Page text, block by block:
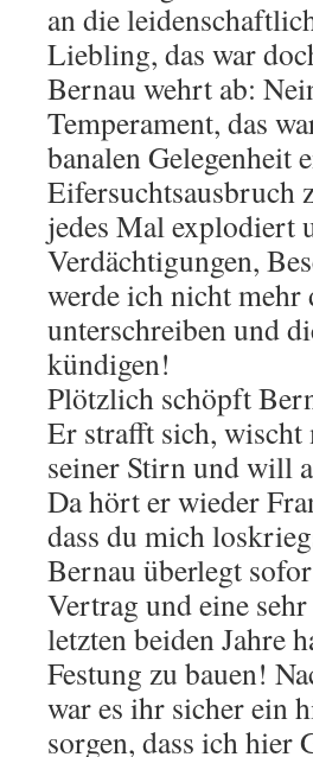
an die
Liebling, das war
Bernau wehrt ab:
Temperament, das
banalen Gelegenheit
Eifersuchtsausbruch
jedes Mal explodiert
Verdächtigungen,
werde ich nicht mehr
unterschreiben und
kündigen!
Plötzlich schöpft
Er strafft sich, wischt
seiner Stirn und will
Da hört er wieder
dass du mich
Bernau überlegt
Vertrag und eine
letzten beiden Jahre
Festung zu bauen!
war es ihr sicher ein
sorgen, dass ich hier